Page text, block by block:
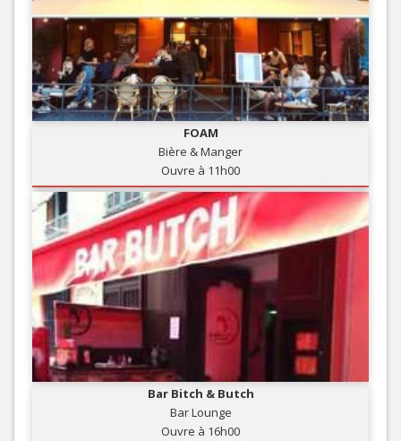
FOAM
Bière & Manger
Ouvre à 11h00
Bar Bitch & Butch
Bar Lounge
Ouvre à 16h00